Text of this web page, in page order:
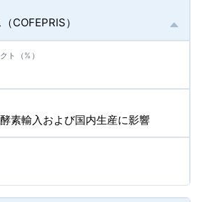
COFEPRIS）
素輸入および国内生産に影響